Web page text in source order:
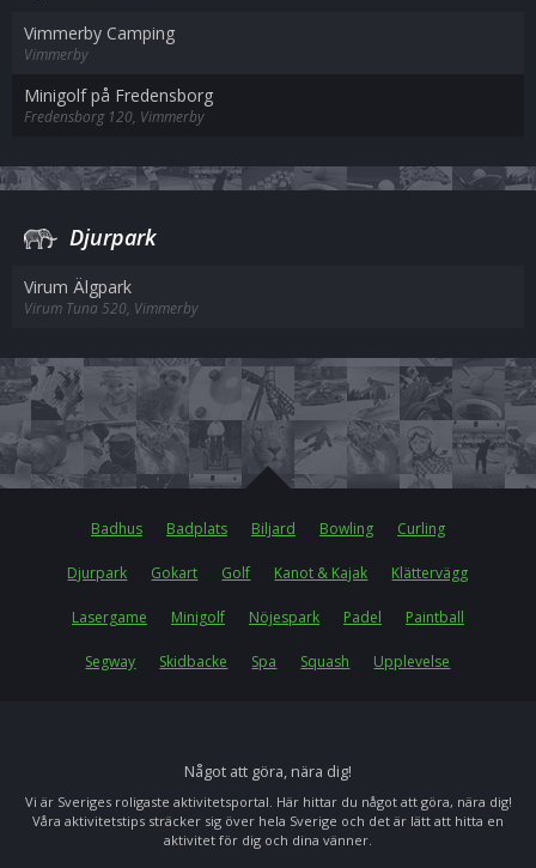
Vimmerby Camping
Vimmerby
Minigolf på Fredensborg
Fredensborg 120, Vimmerby
Djurpark
Virum Älgpark
Virum Tuna 520, Vimmerby
Badhus Badplats Biljard Bowling Curling
Djurpark Gokart Golf Kanot & Kajak Klättervägg
Lasergame Minigolf Nöjespark Padel Paintball
Segway Skidbacke Spa Squash Upplevelse
Något att göra, nära dig!
Vi är Sveriges roligaste aktivitetsportal. Här hittar du något att göra, nära dig!
Våra aktivitetstips sträcker sig över hela Sverige och det är lätt att hitta en
aktivitet för dig och dina vänner.